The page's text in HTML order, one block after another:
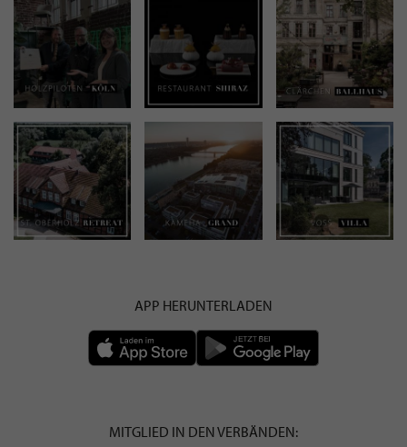
APP HERUNTERLADEN
MITGLIED IN DEN VERBÄNDEN: